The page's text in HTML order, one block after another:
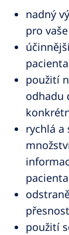
nadný
pro
použití
odhadu
rychlá a
pacienta
použití